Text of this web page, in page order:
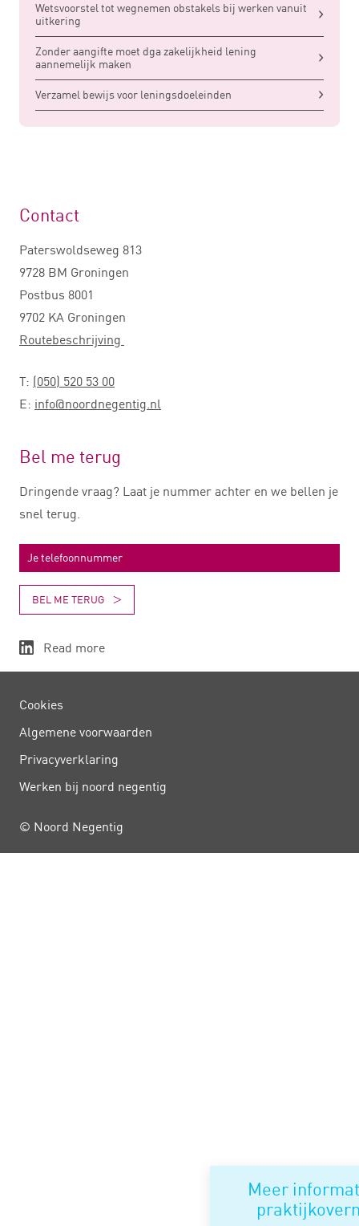
Wetsvoorstel tot wegnemen obstakels bij werken vanuit
uitkering
Zonder aangifte moet dga zakelijkheid lening
aannemelijk maken
Verzamel bewijs voor leningsdoeleinden
Meer
Contact
Paterswoldseweg 813
9728 BM Groningen
Postbus 8001
9702 KA Groningen
Routebeschrijving
T: (050) 520 53 00
E: info@noordnegentig.nl
Bel me terug
Dringende vraag? Laat je nummer achter en we bellen je
snel terug.
BEL ME TERUG
Read more
Cookies
Algemene voorwaarden
Privacy­verklaring
Werken bij noord negentig
© Noord Negentig